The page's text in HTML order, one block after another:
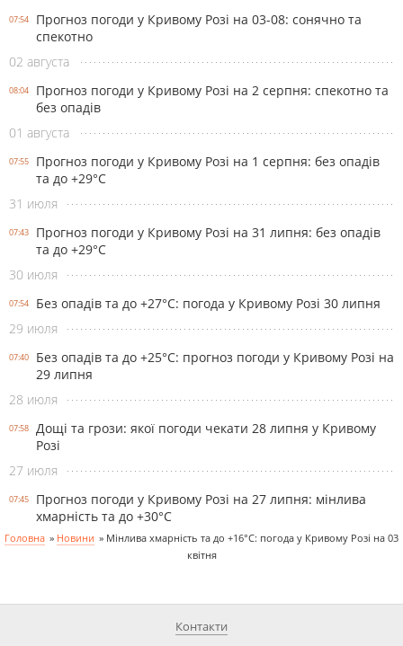
07:54
Прогноз погоди у Кривому Розі на 03-08: сонячно та
спекотно
02 августа
08:04
Прогноз погоди у Кривому Розі на 2 серпня: спекотно та
без опадів
01 августа
07:55
Прогноз погоди у Кривому Розі на 1 серпня: без опадів
та до +29°С
31 июля
07:43
Прогноз погоди у Кривому Розі на 31 липня: без опадів
та до +29°С
30 июля
07:54
Без опадів та до +27°С: погода у Кривому Розі 30 липня
29 июля
07:40
Без опадів та до +25°С: прогноз погоди у Кривому Розі на
29 липня
28 июля
07:58
Дощі та грози: якої погоди чекати 28 липня у Кривому
Розі
27 июля
07:45
Прогноз погоди у Кривому Розі на 27 липня: мінлива
хмарність та до +30°С
Головна » Новини » Мінлива хмарність та до +16°С: погода у Кривому Розі на 03
квітня
Контакти